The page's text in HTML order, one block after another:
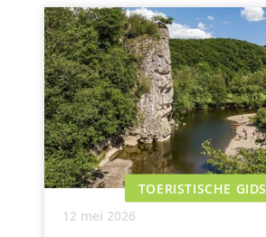
TOERISTISCHE GIDS
12 mei 2026